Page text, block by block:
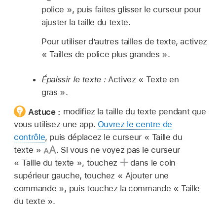
police », puis faites glisser le curseur pour
ajuster la taille du texte.
Pour utiliser d’autres tailles de texte, activez
« Tailles de police plus grandes ».
Épaissir le texte :Activez « Texte en
gras ».
Astuce : modifiez la taille du texte pendant que
vous utilisez une app. Ouvrez le centre de
contrôle, puis déplacez le curseur « Taille du
texte »
. Si vous ne voyez pas le curseur
« Taille du texte », touchez
dans le coin
supérieur gauche, touchez « Ajouter une
commande », puis touchez la commande « Taille
du texte ».